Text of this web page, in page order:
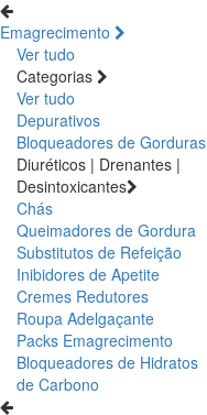
Emagrecimento
Ver tudo
Categorias
Ver tudo
Depurativos
Bloqueadores de Gorduras
Diuréticos | Drenantes |
Desintoxicantes
Chás
Queimadores de Gordura
Substitutos de Refeição
Inibidores de Apetite
Cremes Redutores
Roupa Adelgaçante
Packs Emagrecimento
Bloqueadores de Hidratos
de Carbono